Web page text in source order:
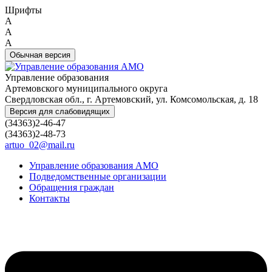
Шрифты
A
A
A
Обычная версия
Управление образования
Артемовского муниципального округа
Свердловская обл., г. Артемовский, ул. Комсомольская, д. 18
Версия для слабовидящих
(34363)2-46-47
(34363)2-48-73
artuo_02@mail.ru
Управление образования АМО
Подведомственные организации
Обращения граждан
Контакты